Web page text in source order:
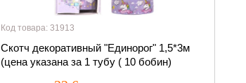
Код товара: 31913
Скотч декоративный "Единорог" 1,5*3м
(цена указана за 1 тубу ( 10 бобин)